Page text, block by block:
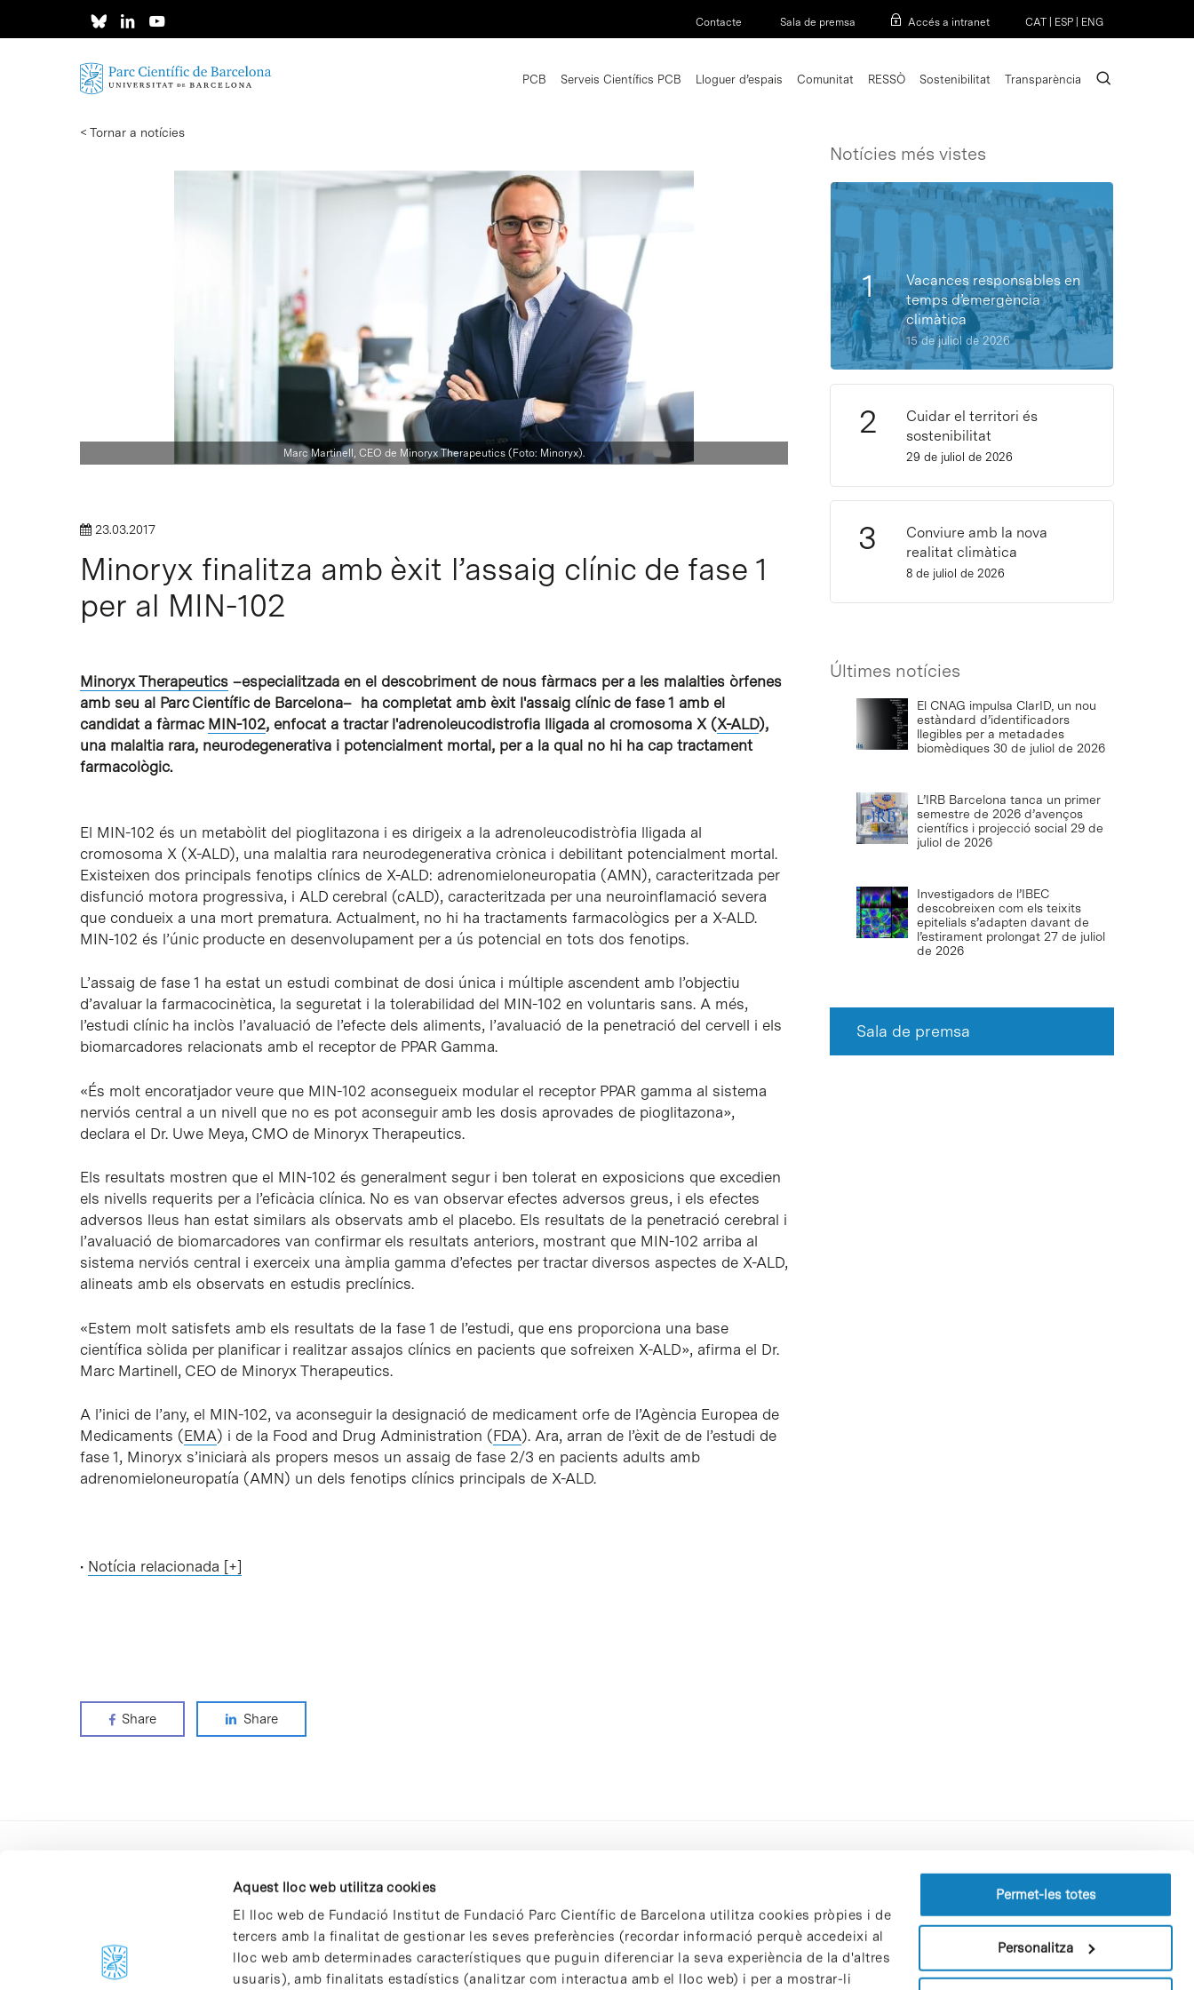
Aquest lloc web utilitza cookies
El lloc web de Fundació Institut de Fundació Parc Científic de Barcelona utilitza cookies pròpies i de
tercers amb la finalitat de gestionar les seves preferències (recordar informació perquè accedeixi al
lloc web amb determinades característiques que puguin diferenciar la seva experiència de la d'altres
usuaris), amb finalitats estadístics (analitzar com interactua amb el lloc web) i per a mostrar-li
Permet-les totes
Personalitza
Contacte Sala de premsa Accés a intranet CAT ESP ENG
Intro per buscar o ESC per tancar
PCB Serveis Científics PCB Lloguer d’espais Comunitat RESSÒ Sostenibilitat Transparència search
< Tornar a notícies
Marc Martinell, CEO de Minoryx Therapeutics (Foto: Minoryx).
23.03.2017
Minoryx finalitza amb èxit l’assaig clínic de fase 1
per al MIN-102
Minoryx Therapeutics –especialitzada en el descobriment de nous fàrmacs per a les malalties òrfenes
amb seu al Parc Científic de Barcelona– ha completat amb èxit l'assaig clínic de fase 1 amb el
candidat a fàrmac MIN-102, enfocat a tractar l'adrenoleucodistrofia lligada al cromosoma X (X-ALD),
una malaltia rara, neurodegenerativa i potencialment mortal, per a la qual no hi ha cap tractament
farmacològic.
El MIN-102 és un metabòlit del pioglitazona i es dirigeix a la adrenoleucodistròfia lligada al
cromosoma X (X-ALD), una malaltia rara neurodegenerativa crònica i debilitant potencialment mortal.
Existeixen dos principals fenotips clínics de X-ALD: adrenomieloneuropatia (AMN), caracteritzada per
disfunció motora progressiva, i ALD cerebral (cALD), caracteritzada per una neuroinflamació severa
que condueix a una mort prematura. Actualment, no hi ha tractaments farmacològics per a X-ALD.
MIN-102 és l’únic producte en desenvolupament per a ús potencial en tots dos fenotips.
L’assaig de fase 1 ha estat un estudi combinat de dosi única i múltiple ascendent amb l’objectiu
d’avaluar la farmacocinètica, la seguretat i la tolerabilidad del MIN-102 en voluntaris sans. A més,
l’estudi clínic ha inclòs l’avaluació de l’efecte dels aliments, l’avaluació de la penetració del cervell i els
biomarcadores relacionats amb el receptor de PPAR Gamma.
«És molt encoratjador veure que MIN-102 aconsegueix modular el receptor PPAR gamma al sistema
nerviós central a un nivell que no es pot aconseguir amb les dosis aprovades de pioglitazona»,
declara el Dr. Uwe Meya, CMO de Minoryx Therapeutics.
Els resultats mostren que el MIN-102 és generalment segur i ben tolerat en exposicions que excedien
els nivells requerits per a l’eficàcia clínica. No es van observar efectes adversos greus, i els efectes
adversos lleus han estat similars als observats amb el placebo. Els resultats de la penetració cerebral i
l’avaluació de biomarcadores van confirmar els resultats anteriors, mostrant que MIN-102 arriba al
sistema nerviós central i exerceix una àmplia gamma d’efectes per tractar diversos aspectes de X-ALD,
alineats amb els observats en estudis preclínics.
«Estem molt satisfets amb els resultats de la fase 1 de l’estudi, que ens proporciona una base
científica sòlida per planificar i realitzar assajos clínics en pacients que sofreixen X-ALD», afirma el Dr.
Marc Martinell, CEO de Minoryx Therapeutics.
A l’inici de l’any, el MIN-102, va aconseguir la designació de medicament orfe de l’Agència Europea de
Medicaments (EMA) i de la Food and Drug Administration (FDA). Ara, arran de l’èxit de de l’estudi de
fase 1, Minoryx s’iniciarà als propers mesos un assaig de fase 2/3 en pacients adults amb
adrenomieloneuropatía (AMN) un dels fenotips clínics principals de X-ALD.
• Notícia relacionada [+]
Share Share
Notícies més vistes
Vacances responsables en
temps d’emergència
climàtica
15 de juliol de 2026
Cuidar el territori és
sostenibilitat
29 de juliol de 2026
Conviure amb la nova
realitat climàtica
8 de juliol de 2026
Últimes notícies
El CNAG impulsa ClarID, un nou
estàndard d’identificadors
llegibles per a metadades
biomèdiques 30 de juliol de 2026
L’IRB Barcelona tanca un primer
semestre de 2026 d’avenços
científics i projecció social 29 de
juliol de 2026
Investigadors de l’IBEC
descobreixen com els teixits
epitelials s’adapten davant de
l’estirament prolongat 27 de juliol
de 2026
Sala de premsa
C/Baldiri Reixac, 4-12 i 15
Perfil del contractant
Política de privacitat
Avís Legal
Política de cookies
Patrons i patrocinadors